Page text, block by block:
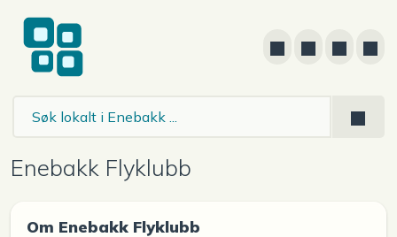
Enebakk Flyklubb
Om Enebakk Flyklubb